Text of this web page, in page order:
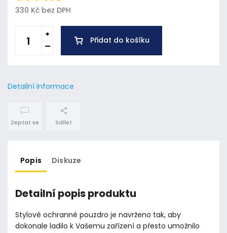
330 Kč bez DPH
Přidat do košíku
Detailní informace
Zeptat se Sdílet
Popis Diskuze
Detailní popis produktu
Stylové ochranné pouzdro je navrženo tak, aby
dokonale ladilo k Vašemu zařízení a přesto umožnilo